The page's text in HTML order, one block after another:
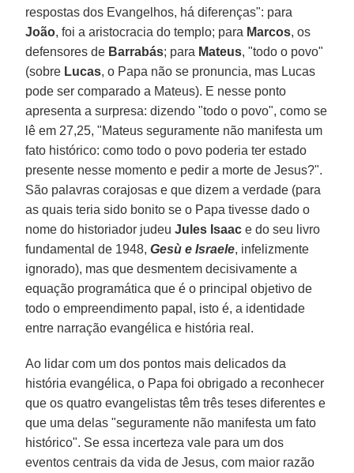
respostas dos Evangelhos, há diferenças": para
João, foi a aristocracia do templo; para Marcos, os
defensores de Barrabás; para Mateus, "todo o povo"
(sobre Lucas, o Papa não se pronuncia, mas Lucas
pode ser comparado a Mateus). E nesse ponto
apresenta a surpresa: dizendo "todo o povo", como se
lê em 27,25, "Mateus seguramente não manifesta um
fato histórico: como todo o povo poderia ter estado
presente nesse momento e pedir a morte de Jesus?".
São palavras corajosas e que dizem a verdade (para
as quais teria sido bonito se o Papa tivesse dado o
nome do historiador judeuJules Isaac e do seu livro
fundamental de 1948, Gesù e Israele, infelizmente
ignorado), mas que desmentem decisivamente a
equação programática que é o principal objetivo de
todo o empreendimento papal, isto é, a identidade
entre narração evangélica e história real.
Ao lidar com um dos pontos mais delicados da
história evangélica, o Papa foi obrigado a reconhecer
que os quatro evangelistas têm três teses diferentes e
que uma delas "seguramente não manifesta um fato
histórico". Se essa incerteza vale para um dos
eventos centrais da vida de Jesus, com maior razão